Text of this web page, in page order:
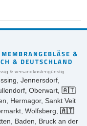
&
& DEUTSCHLAND
& versandkostengünstig
Jennersdorf,
Oberwart, 🇦🇹
Hermagor, Sankt Veit
Wolfsberg, 🇦🇹
Baden, Bruck an der